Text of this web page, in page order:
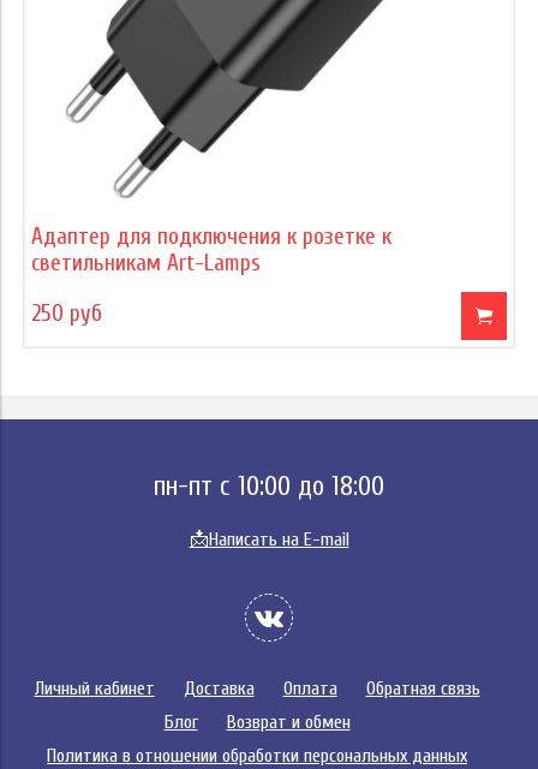
Адаптер для подключения к розетке к
светильникам Art-Lamps
250 руб
пн-пт с 10:00 до 18:00
📩Написать на E-mail
Личный кабинет Доставка Оплата
Обратная связь
Блог
Возврат и обмен
Политика в отношении обработки персональных данных